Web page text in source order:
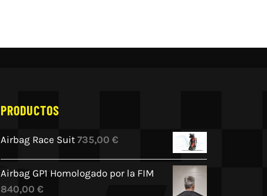
PRODUCTOS
Airbag Race Suit 735,00€
Airbag GP1 Homologado por la FIM
840,00€